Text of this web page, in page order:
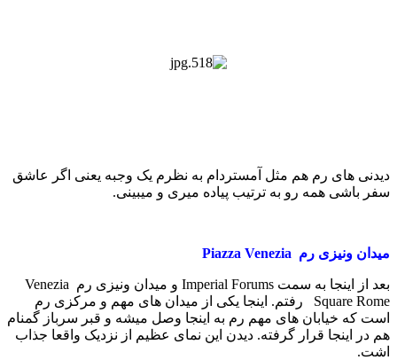
دیدنی های رم هم مثل آمستردام به نظرم یک وجبه یعنی اگر عاشق
سفر باشی همه رو به ترتیب پیاده میری و میبینی.
میدان ونیزی رم Piazza Venezia
بعد از اینجا به سمت Imperial Forums و میدان ونیزی رم Venezia
Square Rome رفتم. اینجا یکی از میدان های مهم و مرکزی رم
است که خیابان های مهم رم به اینجا وصل میشه و قبر سرباز گمنام
هم در اینجا قرار گرفته. دیدن این نمای عظیم از نزدیک واقعا جذاب
اشت.